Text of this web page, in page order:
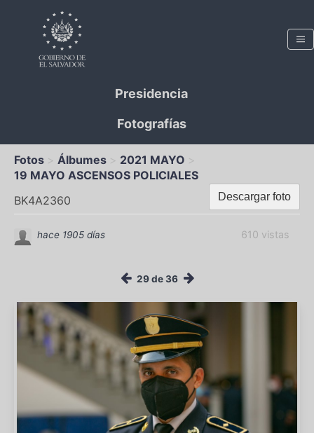
Presidencia
Fotografías
Fotos Álbumes
2021 MAYO
19 MAYO ASCENSOS POLICIALES
Descargar foto
BK4A2360
610 vistas
hace 1905 días
29 de 36